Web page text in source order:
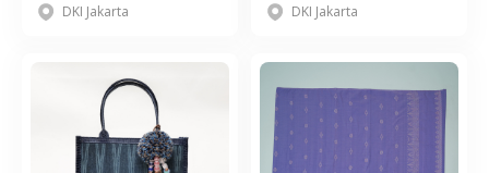
DKI Jakarta
DKI Jakarta